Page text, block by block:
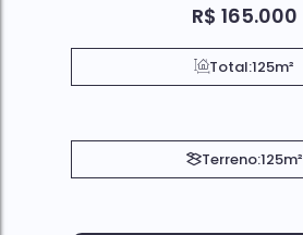
R$ 165.000
Total:125m²
Terreno:125m²